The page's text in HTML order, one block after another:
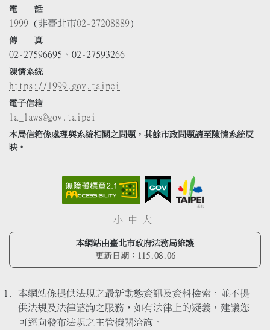
電 話
1999 (非臺北市02-27208889)
傳 真
02-27596695、02-27593266
陳情系統
https://1999.gov.taipei
電子信箱
la_laws@gov.taipei
本局信箱係處理與系統相關之問題，其餘市政問題請至陳情系統反
映。
小 中 大
本網站由臺北市政府法務局維護
更新日期： 115.08.06
本網站係提供法規之最新動態資訊及資料檢索，並不提
供法規及法律諮詢之服務，如有法律上的疑義，建議您
可逕向發布法規之主管機關洽詢。